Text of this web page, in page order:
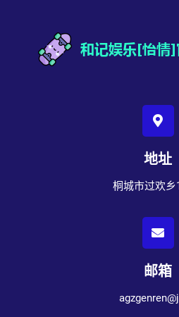
地址
桐城市过欢乡
邮箱